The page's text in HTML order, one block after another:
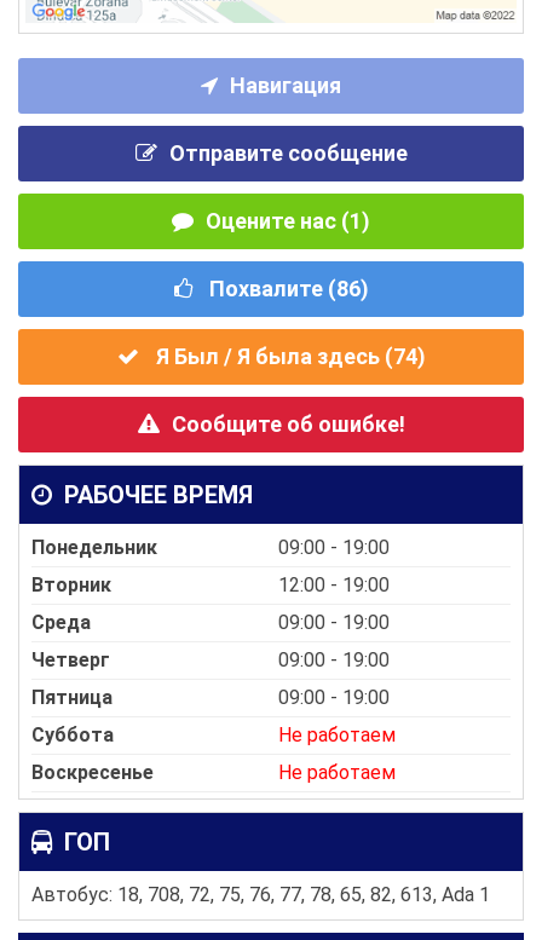
Навигация
Отправите сообщение
Оцените нас (1)
Похвалите (86)
Я Был / Я была здесь (74)
Сообщите об ошибке!
РАБОЧЕЕ ВРЕМЯ
Понедельник
09:00 - 19:00
Вторник
12:00 - 19:00
Среда
09:00 - 19:00
Четверг
09:00 - 19:00
Пятница
09:00 - 19:00
Суббота
Не работаем
Воскресенье
Не работаем
ГОП
Автобус: 18, 708, 72, 75, 76, 77, 78, 65, 82, 613, Ada 1